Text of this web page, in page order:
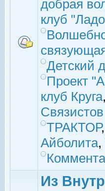
добрая
клуб
Детский
Проект
клуб Круга,
ТРАКТОР,
Айболита,
Из